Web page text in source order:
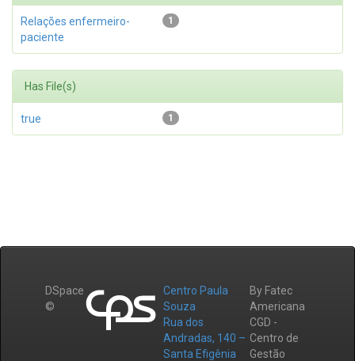
1
Relações enfermeiro-
paciente
Has File(s)
1
true
DSpace
©
Centro Paula
Souza
Rua dos
Andradas, 140 –
Santa Efigênia
By Fatec
Americana
CGD -
Centro de
Gestão